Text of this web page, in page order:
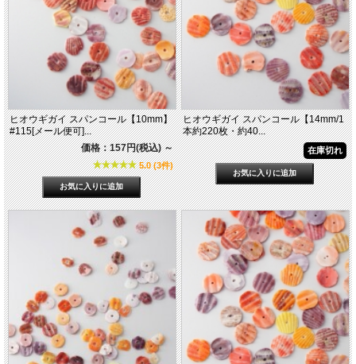
ヒオウギガイ スパンコール【10mm】
#115[メール便可]...
価格：157円(税込)～
5.0 (3件)
ヒオウギガイ スパンコール【14mm/1
本約220枚・約40...
在庫切れ